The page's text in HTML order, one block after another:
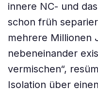
innere NC- und
schon früh
mehrere Millionen
nebeneinander
vermischen“,
Isolation über